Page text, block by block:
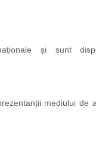
și sunt
mediului de